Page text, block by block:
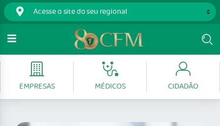
EMPRESAS MÉDICOS CIDADÃO